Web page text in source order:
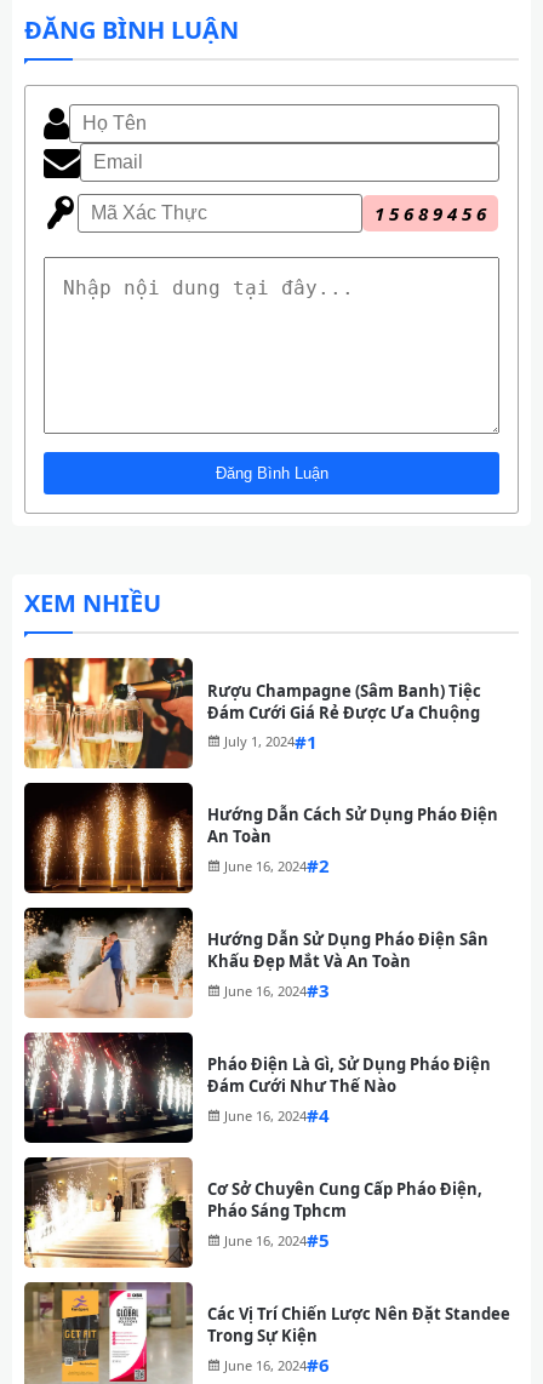
ĐĂNG BÌNH LUẬN
1 5 6 8 9 4 5 6
XEM NHIỀU
Rượu Champagne (Sâm Banh) Tiệc
Đám Cưới Giá Rẻ Được Ưa Chuộng
July 1, 2024#
Hướng Dẫn Cách Sử Dụng Pháo Điện
An Toàn
June 16, 2024#
Hướng Dẫn Sử Dụng Pháo Điện Sân
Khấu Đẹp Mắt Và An Toàn
June 16, 2024#
Pháo Điện Là Gì, Sử Dụng Pháo Điện
Đám Cưới Như Thế Nào
June 16, 2024#
Cơ Sở Chuyên Cung Cấp Pháo Điện,
Pháo Sáng Tphcm
June 16, 2024#
Các Vị Trí Chiến Lược Nên Đặt Standee
Trong Sự Kiện
June 16, 2024#